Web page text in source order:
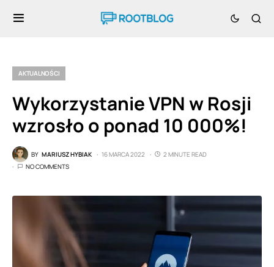
AKTUALNOŚCI
Wykorzystanie VPN w Rosji
wzrosło o ponad 10 000%!
BY MARIUSZ HYBIAK 16 MARCA 2022
2 MINUTE READ
NO COMMENTS